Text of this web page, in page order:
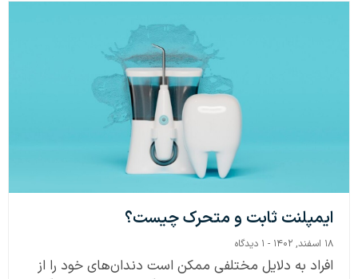
ایمپلنت ثابت و متحرک چیست؟
۱۸ اسفند, ۱۴۰۲
افراد به دلایل مختلفی ممکن است دندان‌های خود را از